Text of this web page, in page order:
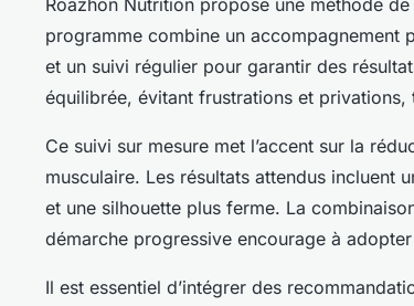
Roazhon Nutrition propose une méthode
programme combine un accompagnement
et un suivi régulier pour garantir des
équilibrée, évitant frustrations et
Ce suivi sur mesure met l’accent sur la
musculaire. Les résultats attendus incluent
et une silhouette plus ferme. La
démarche progressive encourage à
Il est essentiel d’intégrer des